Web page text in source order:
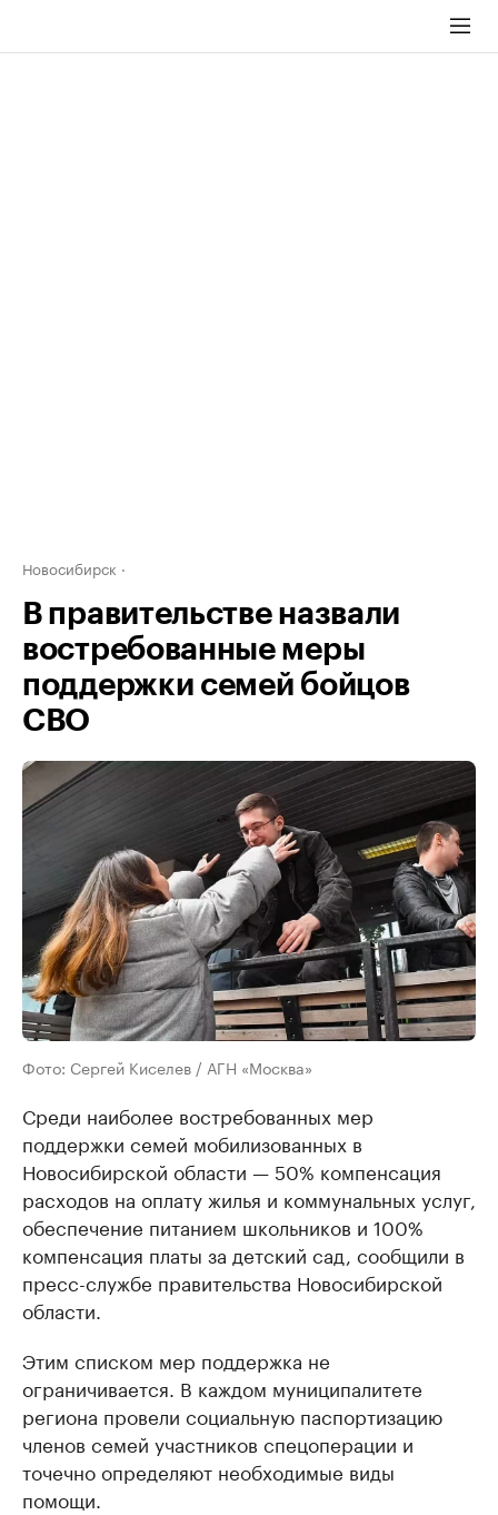
Новосибирск
В правительстве назвали
востребованные меры
поддержки семей бойцов
СВО
Фото: Сергей Киселев / АГН «Москва»
Среди наиболее востребованных мер
поддержки семей мобилизованных в
Новосибирской области — 50% компенсация
расходов на оплату жилья и коммунальных услуг,
обеспечение питанием школьников и 100%
компенсация платы за детский сад, сообщили в
пресс-службе правительства Новосибирской
области.
Этим списком мер поддержка не
ограничивается. В каждом муниципалитете
региона провели социальную паспортизацию
членов семей участников спецоперации и
точечно определяют необходимые виды
помощи.